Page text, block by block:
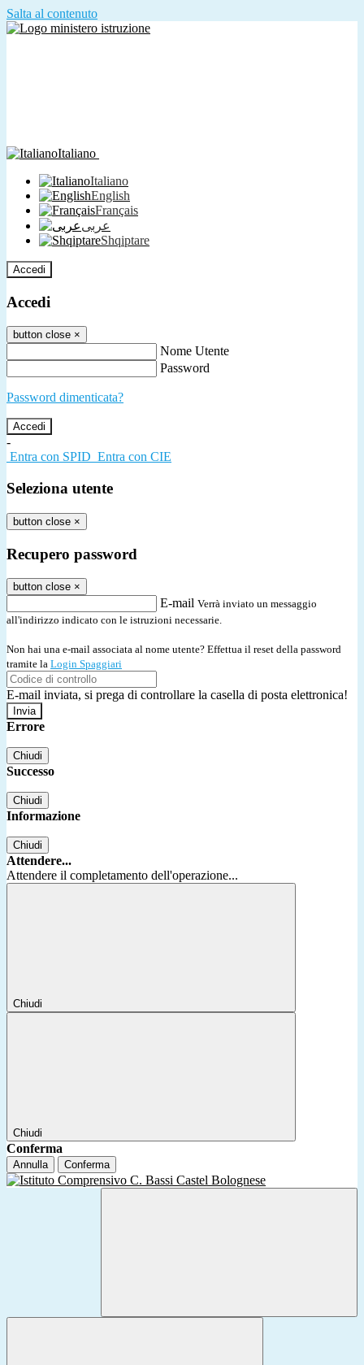
Salta al contenuto
Italiano
Italiano
English
Français
عربى
Shqiptare
Accedi
Accedi
button close ×
Nome Utente
Password
Password dimenticata?
-
Entra con SPID Entra con CIE
Seleziona utente
button close ×
Recupero password
button close ×
E-mail Verrà inviato un messaggio
all'indirizzo indicato con le istruzioni necessarie.
Non hai una e-mail associata al nome utente? Effettua il reset della password
tramite la Login Spaggiari
E-mail inviata, si prega di controllare la casella di posta elettronica!
Errore
Chiudi
Successo
Chiudi
Informazione
Chiudi
Attendere...
Attendere il completamento dell'operazione...
Chiudi
Chiudi
Conferma
Annulla Conferma